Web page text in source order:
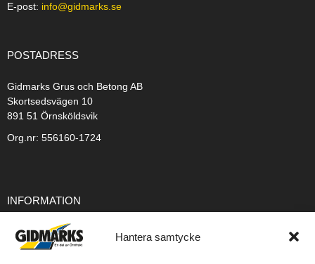
Hantera samtycke
E-post: info@gidmarks.se
POSTADRESS
Gidmarks Grus och Betong AB
Skortsedsvägen 10
891 51 Örnsköldsvik
Org.nr: 556160-1724
INFORMATION
Integritetspolicy
Cookiepolicy